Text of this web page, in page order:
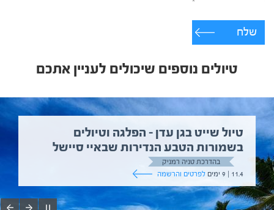
שלח
טיולים נוספים שיכולים לעניין אתכם
טיול שייט בגן עדן – הפלגה וטיולים
בשמורות הטבע הנדירות שבאיי סיישל
בהדרכת טניה רמניק
11.4 | 9 ימים
לפרטים והרשמה